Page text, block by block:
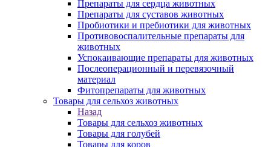
Препараты для сердца животных
Препараты для суставов животных
Пробиотики и пребиотики для животных
Противовоспалительные препараты для
животных
Успокаивающие препараты для животных
Послеоперационный и перевязочный
материал
Фитопрепараты для животных
Товары для сельхоз животных
Назад
Товары для сельхоз животных
Товары для голубей
Товары для коров